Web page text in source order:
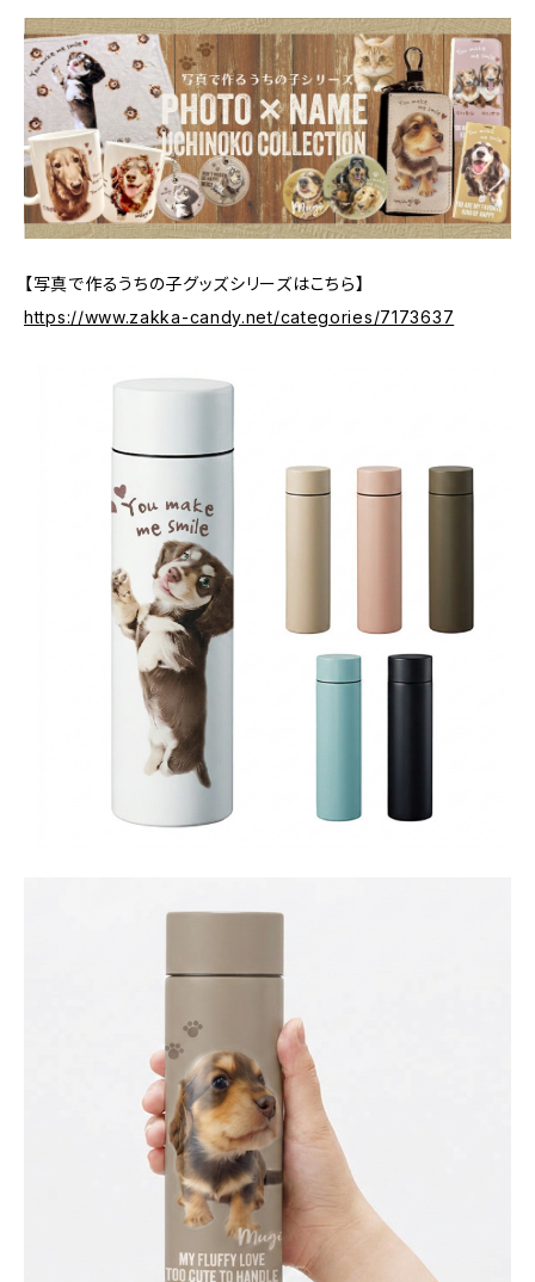
【写真で作るうちの子グッズシリーズはこちら】
https://www.zakka-candy.net/categories/7173637